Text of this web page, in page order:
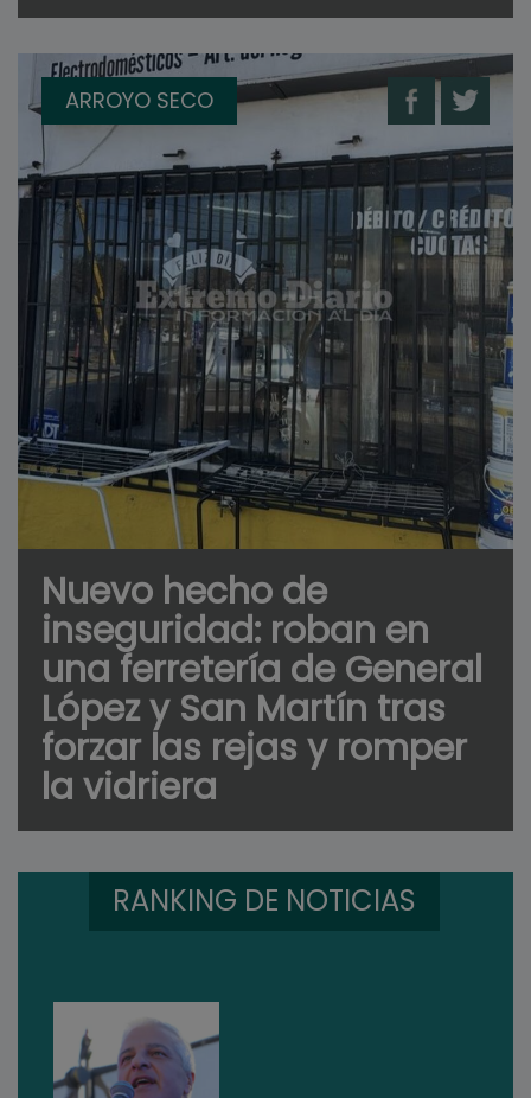
ARROYO SECO
Nuevo hecho de
inseguridad: roban en
una ferretería de General
López y San Martín tras
forzar las rejas y romper
la vidriera
RANKING DE NOTICIAS